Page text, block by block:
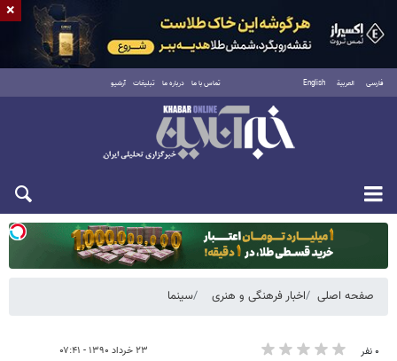
فارسی العربية English تماس با ما درباره ما تبلیغات آرشیو
یکشنبه ۱۸ مرداد ۱۴۰۵
صفحه اصلی اخبار فرهنگی و هنری سینما
۰ نفر ۲۳ خرداد ۱۳۹۰ - ۰۷:۴۱
×